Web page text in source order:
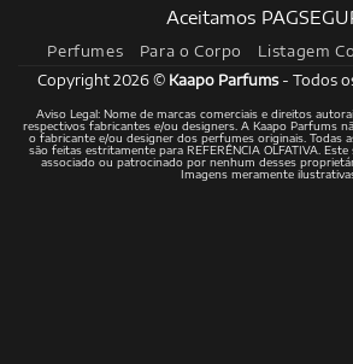
Aceitamos
Perfumes Para o Corpo Listagem
Copyright 2026 © Kaapo Parfums- Todos
Aviso Legal: Nome de marcas comerciais e direitos
respectivos fabricantes e/ou designers. A Kaapo Parfums
o fabricante e/ou designer dos perfumes originais. Todas
são feitas estritamente para REFERÊNCIA OLFATIVA.
associado ou patrocinado por nenhum desses
Imagens meramente